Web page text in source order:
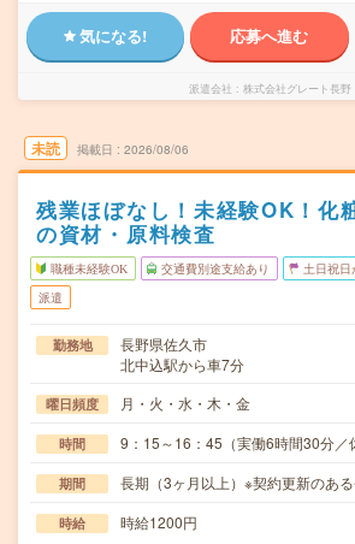
気になる! 応募へ進む
派遣会社 株式会社グレート長野
未読 掲載日 2026/08/06
残業ほぼなし！未経験OK！化
の資材・原料検査
職種未経験OK 交通費別途支給あり 土日祝日
派遣
勤務地
長野県佐久市
北中込駅から車7分
曜日頻度 月・火・水・木・金
時間 9：15～16：45（実働6時間30分／
期間 長期（3ヶ月以上）※契約更新のあ
時給 時給1200円